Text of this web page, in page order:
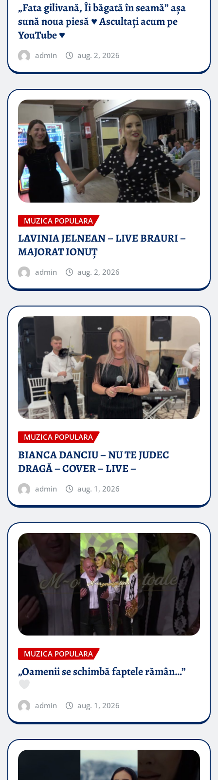
„Fata gilivană, Îi băgată în seamă” așa
sună noua piesă ♥️ Ascultați acum pe
YouTube ♥️
admin aug. 2, 2026
MUZICA POPULARA
LAVINIA JELNEAN – LIVE BRAURI –
MAJORAT IONUŢ
admin aug. 2, 2026
MUZICA POPULARA
BIANCA DANCIU – NU TE JUDEC
DRAGĂ – COVER – LIVE –
admin aug. 1, 2026
MUZICA POPULARA
„Oamenii se schimbă faptele rămân…”
admin aug. 1, 2026